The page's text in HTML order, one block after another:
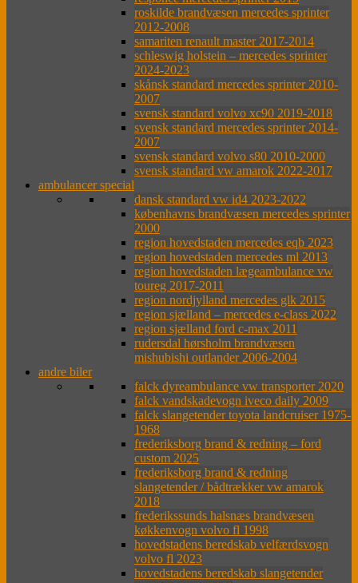
roskilde brandvæsen mercedes sprinter
2012-2008
samariten renault master 2017-2014
schleswig holstein – mercedes sprinter
2024-2023
skånsk standard mercedes sprinter 2010-
2007
svensk standard volvo xc90 2019-2018
svensk standard mercedes sprinter 2014-
2007
svensk standard volvo s80 2010-2000
svensk standard vw amarok 2022-2017
ambulancer special
dansk standard vw id4 2023-2022
københavns brandvæsen mercedes sprinter
2000
region hovedstaden mercedes eqb 2023
region hovedstaden mercedes ml 2013
region hovedstaden lægeambulance vw
toureg 2017-2011
region nordjylland mercedes glk 2015
region sjælland – mercedes e-class 2022
region sjælland ford c-max 2011
rudersdal hørsholm brandvæsen
mishubishi outlander 2006-2004
andre biler
falck dyreambulance vw transporter 2020
falck vandskadevogn iveco daily 2009
falck slangetender toyota landcruiser 1975-
1968
frederiksborg brand & redning – ford
custom 2025
frederiksborg brand & redning
slangetender / bådtrækker vw amarok
2018
frederikssunds halsnæs brandvæsen
køkkenvogn volvo fl 1998
hovedstadens beredskab velfærdsvogn
volvo fl 2023
hovedstadens beredskab slangetender